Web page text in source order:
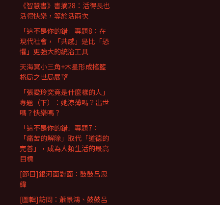
《智慧書》書摘28：活得長也
活得快樂，等於活兩次
「這不是你的錯」專題8：在
現代社會，「共感」是比「恐
懼」更強大的統治工具
天海冥小三角+木星形成搖籃
格局之世局展望
「張愛玲究竟是什麼樣的人」
專題（下）：她涼薄嗎？出世
嗎？快樂嗎？
「這不是你的錯」專題7：
「痛苦的解除」取代「道德的
完善」，成為人類生活的最高
目標
[節目]銀河面對面：鼓鼓呂思
緯
[圖輯]訪問：蕭景鴻、鼓鼓呂